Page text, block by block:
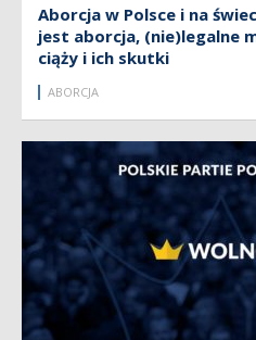
Aborcja w Polsce i na
jest aborcja, (nie)legalne
ciąży i ich skutki
ABORCJA